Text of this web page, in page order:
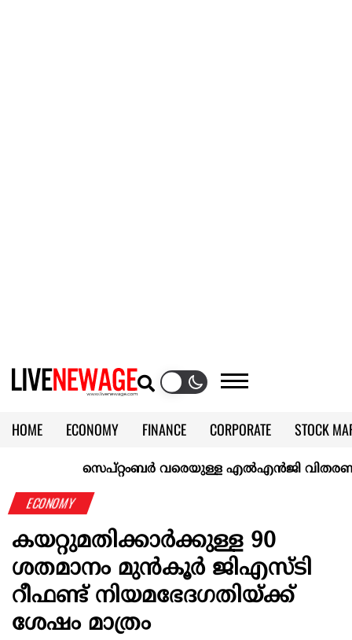
HOME ECONOMY FINANCE CORPORATE
STOCK
KERALA @70
സെപ്റ്റംബർ വരെയുള്ള എൽഎൻജി വിതരണം
ECONOMY
കയറ്റുമതിക്കാര്‍ക്കുള്ള 90
ശതമാനം മുന്‍കൂര്‍ ജിഎസ്ടി
റീഫണ്ട് നിയമഭേദഗതിയ്ക്ക്
ശേഷം മാത്രം